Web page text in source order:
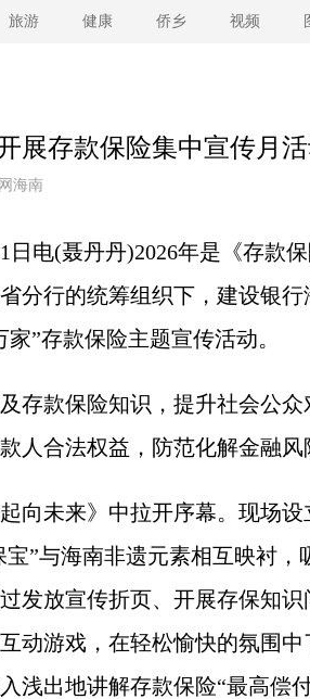
旅游 健康 侨乡 视频
展存款保险集中宣传月
海南
电(聂丹丹)2026年是《存款保
分行的统筹组织下，建设银
”存款保险主题宣传活动。
款保险知识，提升社会公众
人合法权益，防范化解金融风
未来》中拉开序幕。现场设
”与海南非遗元素相互映衬
发放宣传折页、开展存保知
动游戏，在轻松愉快的氛围
浅出地讲解存款保险“最高偿